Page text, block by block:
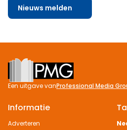
Nieuws melden
Footer
Een uitgave vanProfessional Media
Informatie
Adverteren